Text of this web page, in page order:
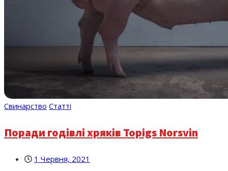
Свинарство Статті
Поради годівлі хряків Topigs Norsvin
1 Червня, 2021